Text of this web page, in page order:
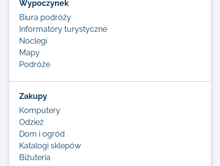
Wypoczynek
Biura podróży
Informatory turystyczne
Noclegi
Mapy
Podróże
Zakupy
Komputery
Odzież
Dom i ogród
Katalogi sklepów
Biżuteria